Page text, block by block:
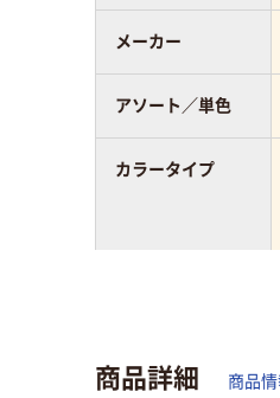
メーカー
アソート／単色
カラータイプ
カラーシリーズ
商品詳細 商品